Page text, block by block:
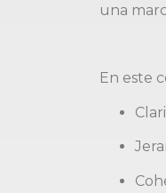
una
En este